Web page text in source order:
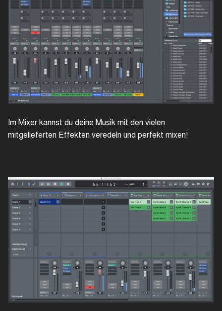
Im Mixer kannst du deine Musik mit den vielen
mitgelieferten Effekten veredeln und perfekt mixen!